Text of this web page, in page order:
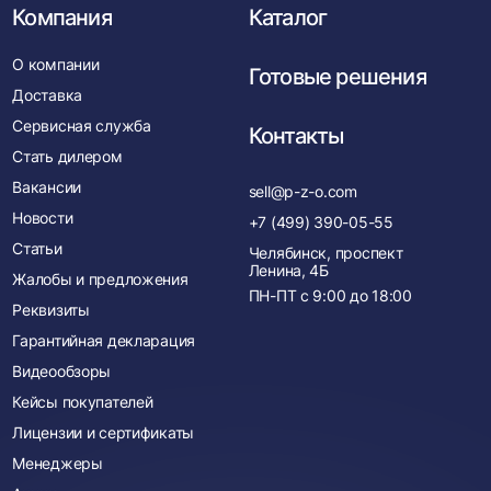
Компания
О компании
Доставка
Сервисная служба
Стать дилером
Вакансии
Новости
Статьи
Жалобы и предложения
Реквизиты
Гарантийная декларация
Видеообзоры
Кейсы покупателей
Лицензии и сертификаты
Менеджеры
Каталог
Готовые решения
Контакты
sell@p-z-o.com
+7 (499) 390-05-55
Челябинск, проспект
Ленина, 4Б
ПН-ПТ с 9:00 до 18:00